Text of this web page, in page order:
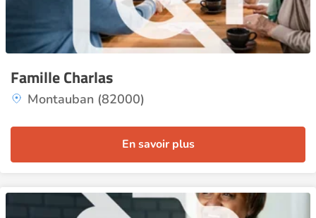
Famille Charlas
Montauban (82000)
En savoir plus